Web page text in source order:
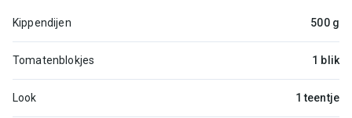
Kippendijen 500 g
Tomatenblokjes 1 blik
Look 1 teentje